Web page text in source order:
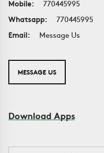
Mobile:
770445995
Whatsapp:
770445995
Email:
Message Us
MESSAGE US
Download Apps